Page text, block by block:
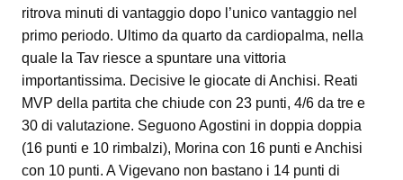
ritrova minuti di vantaggio dopo l’unico vantaggio nel
primo periodo. Ultimo da quarto da cardiopalma, nella
quale la Tav riesce a spuntare una vittoria
importantissima. Decisive le giocate di Anchisi. Reati
MVP della partita che chiude con 23 punti, 4/6 da tre e
30 di valutazione. Seguono Agostini in doppia doppia
(16 punti e 10 rimbalzi), Morina con 16 punti e Anchisi
con 10 punti. A Vigevano non bastano i 14 punti di